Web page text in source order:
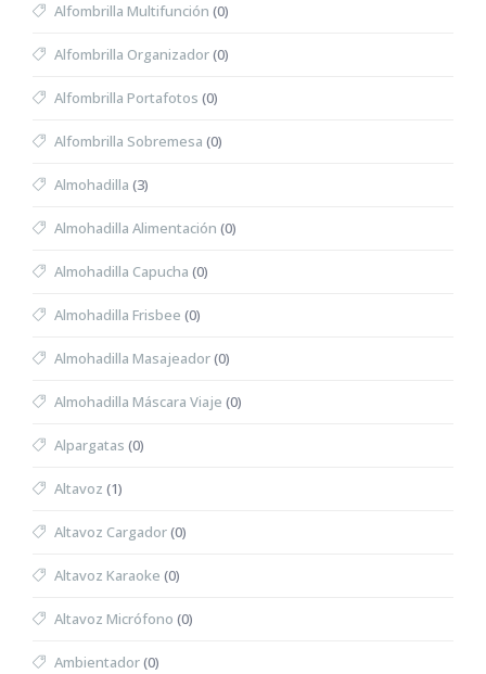
Alfombrilla Multifunción (0)
Alfombrilla Organizador(0)
Alfombrilla Portafotos (0)
Alfombrilla Sobremesa (0)
Almohadilla (3)
Almohadilla Alimentación (0)
Almohadilla Capucha (0)
Almohadilla Frisbee (0)
Almohadilla Masajeador(0)
Almohadilla Máscara Viaje (0)
Alpargatas (0)
Altavoz (1)
Altavoz Cargador(0)
Altavoz Karaoke (0)
Altavoz Micrófono (0)
Ambientador(0)